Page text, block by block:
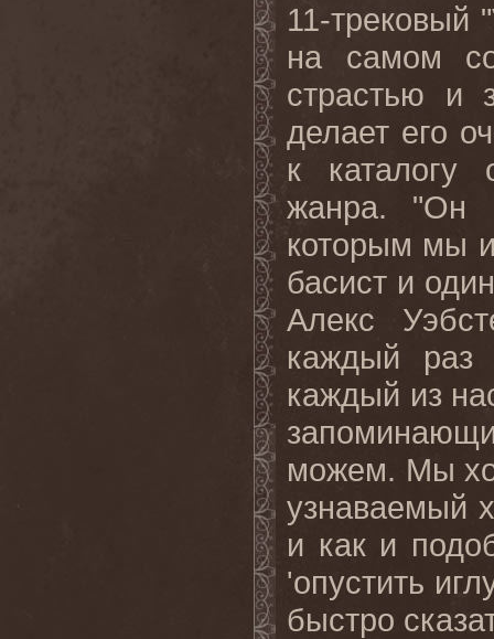
11-трековый
на самом
страстью и
делает его
к каталогу
жанра. "Он
которым мы
басист и
Алекс
каждый раз
каждый из
можем. Мы
узнаваемый
и как и
'опустить
быстро